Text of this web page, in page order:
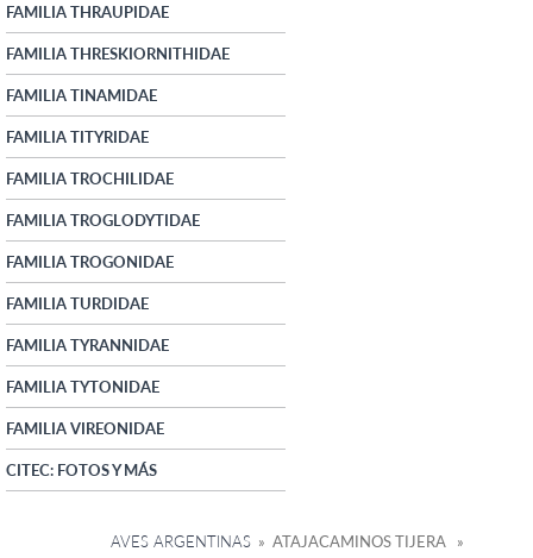
FAMILIA THRAUPIDAE
FAMILIA THRESKIORNITHIDAE
FAMILIA TINAMIDAE
FAMILIA TITYRIDAE
FAMILIA TROCHILIDAE
FAMILIA TROGLODYTIDAE
FAMILIA TROGONIDAE
FAMILIA TURDIDAE
FAMILIA TYRANNIDAE
FAMILIA TYTONIDAE
FAMILIA VIREONIDAE
CITEC: FOTOS Y MÁS
AVES ARGENTINAS » ATAJACAMINOS TIJERA »